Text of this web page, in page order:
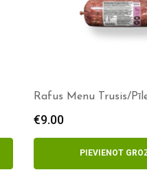
Rafus Menu Trusis/
€9.00
PIEVIENOT